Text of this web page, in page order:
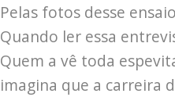
Pelas fotos desse
Quando ler essa
Quem a vê toda
imagina que a carreira